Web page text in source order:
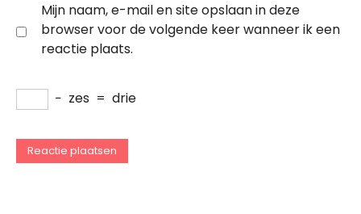
Mijn naam, e-mail en site opslaan in deze
browser voor de volgende keer wanneer ik een
reactie plaats.
− zes = drie